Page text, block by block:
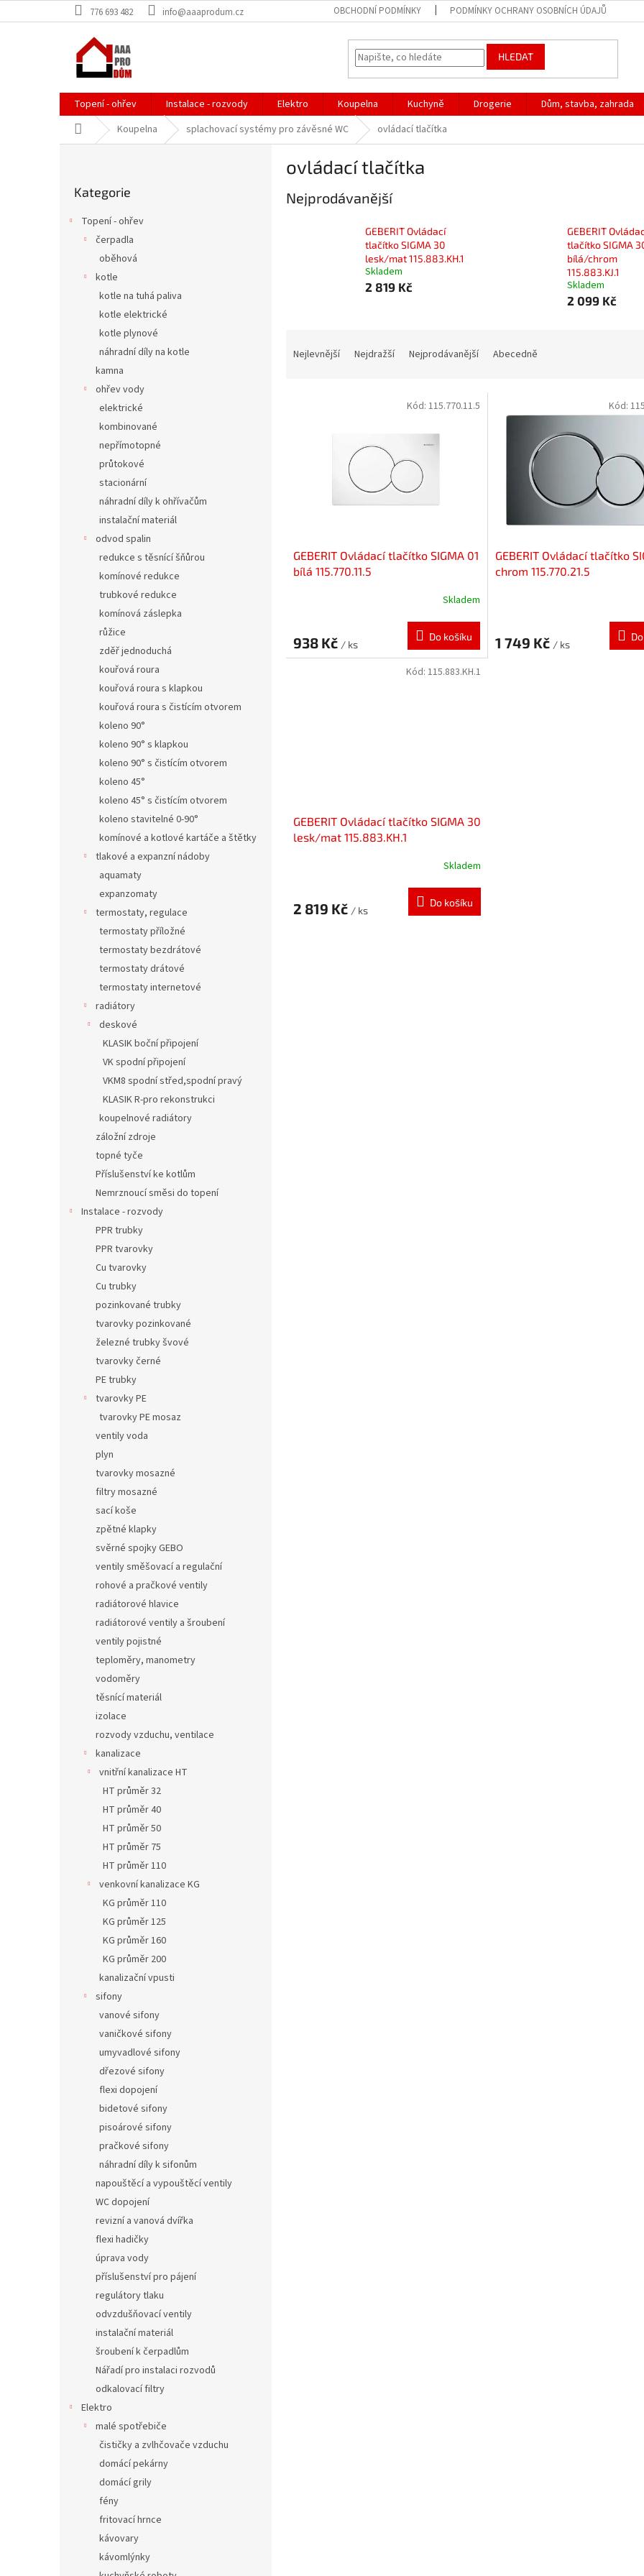
na
776 693 482 info@aaaprodum.cz OBCHODNÍ PODMÍNKY PODMÍNKY OCHRANY OSOBNÍCH ÚDAJŮ
HLEDAT
Topení - ohřev Instalace - rozvody Elektro Koupelna Kuchyně Drogerie
Dům, stavba, zahrada
Domů Koupelna splachovací systémy pro závěsné WC ovládací tlačítka
kategorie
Kategorie
Topení - ohřev
čerpadla
oběhová
kotle
kotle na tuhá paliva
kotle elektrické
kotle plynové
náhradní díly na kotle
kamna
ohřev vody
elektrické
kombinované
nepřímotopné
průtokové
stacionární
náhradní díly k ohřívačům
instalační materiál
odvod spalin
redukce s těsnící šňůrou
komínové redukce
trubkové redukce
komínová záslepka
růžice
zděř jednoduchá
kouřová roura
kouřová roura s klapkou
kouřová roura s čistícím otvorem
koleno 90°
koleno 90° s klapkou
koleno 90° s čistícím otvorem
koleno 45°
koleno 45° s čistícím otvorem
koleno stavitelné 0-90°
komínové a kotlové kartáče a štětky
tlakové a expanzní nádoby
aquamaty
expanzomaty
termostaty, regulace
termostaty příložné
termostaty bezdrátové
termostaty drátové
termostaty internetové
radiátory
deskové
KLASIK boční připojení
VK spodní připojení
VKM8 spodní střed,spodní pravý
KLASIK R-pro rekonstrukci
koupelnové radiátory
záložní zdroje
topné tyče
Příslušenství ke kotlům
Nemrznoucí směsi do topení
Instalace - rozvody
PPR trubky
PPR tvarovky
Cu tvarovky
Cu trubky
pozinkované trubky
tvarovky pozinkované
železné trubky švové
tvarovky černé
PE trubky
tvarovky PE
tvarovky PE mosaz
ventily voda
plyn
tvarovky mosazné
filtry mosazné
sací koše
zpětné klapky
svěrné spojky GEBO
ventily směšovací a regulační
rohové a pračkové ventily
radiátorové hlavice
radiátorové ventily a šroubení
ventily pojistné
teploměry, manometry
vodoměry
těsnící materiál
izolace
rozvody vzduchu, ventilace
kanalizace
vnitřní kanalizace HT
HT průměr 32
HT průměr 40
HT průměr 50
HT průměr 75
HT průměr 110
venkovní kanalizace KG
KG průměr 110
KG průměr 125
KG průměr 160
KG průměr 200
kanalizační vpusti
sifony
vanové sifony
vaničkové sifony
umyvadlové sifony
dřezové sifony
flexi dopojení
bidetové sifony
pisoárové sifony
pračkové sifony
náhradní díly k sifonům
napouštěcí a vypouštěcí ventily
WC dopojení
revizní a vanová dvířka
flexi hadičky
úprava vody
příslušenství pro pájení
regulátory tlaku
odvzdušňovací ventily
instalační materiál
šroubení k čerpadlům
Nářadí pro instalaci rozvodů
odkalovací filtry
Elektro
malé spotřebiče
čističky a zvlhčovače vzduchu
domácí pekárny
domácí grily
fény
fritovací hrnce
kávovary
kávomlýnky
ovládací tlačítka
Nejprodávanější
GEBERIT Ovládací
tlačítko SIGMA 30
lesk/mat 115.883.KH.1
Skladem
2 819 Kč
GEBERIT
tlačítko SIGMA
bílá/chrom
115.883.KJ.1
Skladem
2 099 Kč
Nejlevnější Nejdražší Nejprodávanější Abecedně
GEBERIT Ovládací tlačítko SIGMA 01
bílá 115.770.11.5
Skladem
938 Kč / ks
Do košíku
Kód: 115.770.11.5
GEBERIT Ovládací tlačítko
chrom 115.770.21.5
1 749 Kč / ks
Kód:
GEBERIT Ovládací tlačítko SIGMA 30
lesk/mat 115.883.KH.1
Skladem
2 819 Kč / ks
Do košíku
Kód: 115.883.KH.1